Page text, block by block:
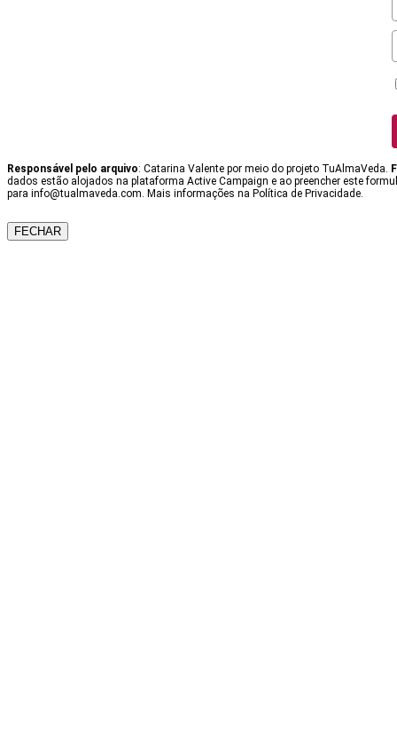
Responsável pelo arquivo: Catarina Valente por meio do projeto TuAlmaVeda.
dados estão alojados na plataforma Active Campaign e ao preencher este
para info@tualmaveda.com. Mais informações na Política de Privacidade.
FECHAR